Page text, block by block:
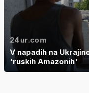
24ur.com
V napadih na
'ruskih Amazonih'